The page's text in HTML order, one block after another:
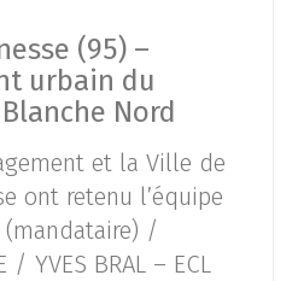
(95) –
urbain du
Nord
et la Ville de
ont retenu l’équipe
(mandataire) /
/ YVES BRAL – ECL